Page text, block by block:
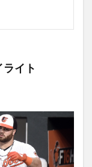
イト